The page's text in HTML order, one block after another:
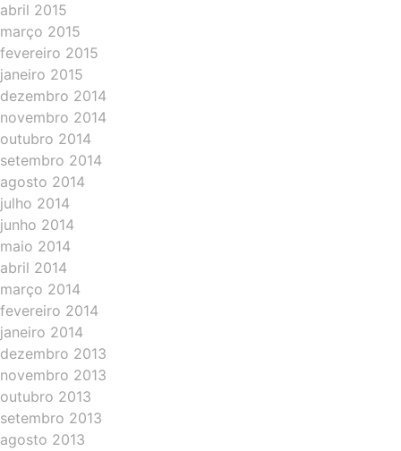
abril 2015
março 2015
fevereiro 2015
janeiro 2015
dezembro 2014
novembro 2014
outubro 2014
setembro 2014
agosto 2014
julho 2014
junho 2014
maio 2014
abril 2014
março 2014
fevereiro 2014
janeiro 2014
dezembro 2013
novembro 2013
outubro 2013
setembro 2013
agosto 2013